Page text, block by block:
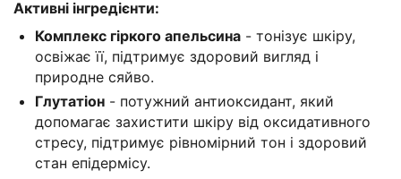
Активні інгредієнти:
Комплекс гіркого апельсина - тонізує шкіру,
освіжає її, підтримує здоровий вигляд і
природне сяйво.
Глутатіон - потужний антиоксидант, який
допомагає захистити шкіру від оксидативного
стресу, підтримує рівномірний тон і здоровий
стан епідермісу.